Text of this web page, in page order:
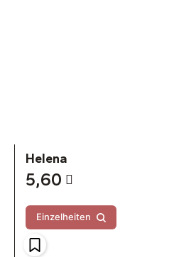
Helena
5,60
Einzelheiten